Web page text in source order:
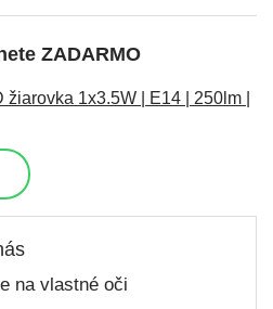
ZADARMO
1x3.5W | E14 | 250lm |
na vlastné oči